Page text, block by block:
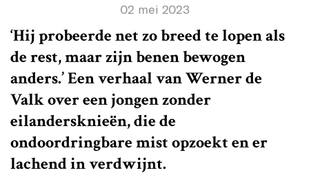
02 mei 2023
‘Hij probeerde net zo breed te lopen als
de rest, maar zijn benen bewogen
anders.’ Een verhaal van Werner de
Valk over een jongen zonder
eilandersknieën, die de
ondoordringbare mist opzoekt en er
lachend in verdwijnt.